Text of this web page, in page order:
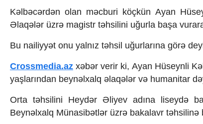
Hərbi sənaye
Telekommunikasiya və nəqliyyat
COP29
Crossmedia.az - 1 yaş
Siyasət
Məhkəmə və hüquq
Ekologiya
Gənclər və İdman
Media və QHT
Kəlbəcərdən olan məcburi köçkün Ayan
Əlaqələr üzrə magistr təhsilini uğurla başa
Bu nailiyyət onu yalnız təhsil uğurlarına görə
Crossmedia.az xəbər verir ki, Ayan Hüseynli
yaşlarından beynəlxalq əlaqələr və humanitar
Orta təhsilini Heydər Əliyev adına liseydə
Beynəlxalq Münasibətlər üzrə bakalavr təhsilinə